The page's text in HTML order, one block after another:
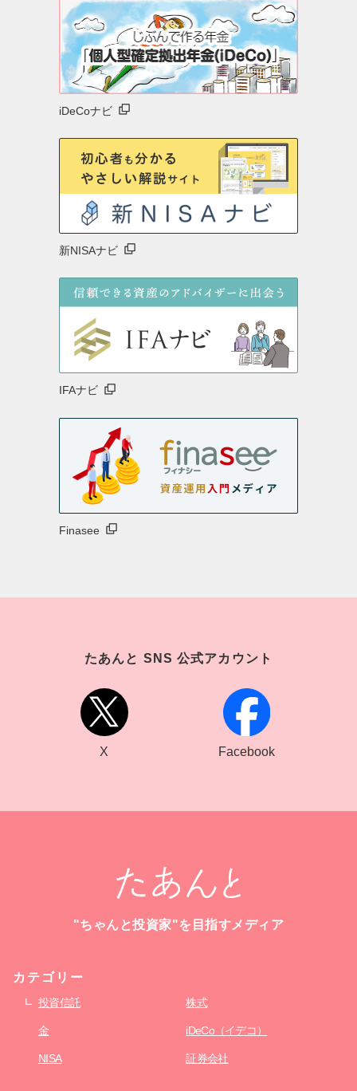
iDeCoナビ
新NISAナビ
IFAナビ
Finasee
たあんと SNS 公式アカウント
X Facebook
"ちゃんと投資家"を目指すメディア
カテゴリー
投資信託 株式
金 iDeCo（イデコ）
NISA 証券会社